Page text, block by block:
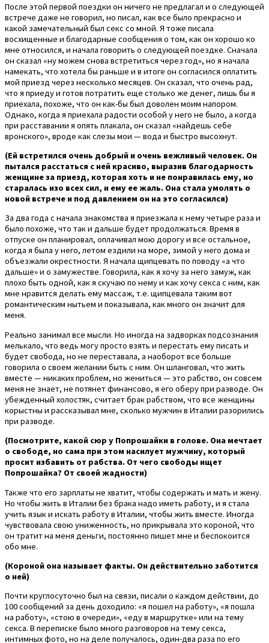
После этой первой поездки он ничего не предлагал и о следующей
встрече даже не говорил, но писал, как все было прекрасно и
какой замечательный был секс со мной. Я тоже писала
восхищенные и благодарные сообщения о том, как он хорошо ко
мне относился, и начала говорить о следующей поездке. Сначала
он сказал «ну можем снова встретиться через год», но я начала
намекать, что хотела бы раньше и в итоге он согласился оплатить
мой приезд через несколько месяцев. Он сказал, что очень рад,
что я приеду и готов потратить еще столько же денег, лишь бы я
приехала, похоже, что он как-бы был доволен моим напором.
Однако, когда я приехала радости особой у него не было, а когда
при расставании я опять плакала, он сказал «найдешь себе
вронского», вроде как слезы мои — вода и быстро высохнут.
(Ей встретился очень добрый и очень вежливый человек. Он
пытался расстаться с ней красиво, выразив благодарность
женщине за приезд, которая хоть и не понравилась ему, но
старалась изо всех сил, и ему ее жаль. Она стала умолять о
новой встрече и под давлением он на это согласился)
За два года с начала знакомства я приезжала к нему четыре раза и
было похоже, что так и дальше будет продолжаться. Время в
отпуске он планировал, оплачивал мою дорогу и все остальное,
когда я была у него, летом ездили на море, зимой у него дома и
объезжали окрестности. Я начала щипцевать по поводу «а что
дальше» и о замужестве. Говорила, как я хочу за него замуж, как
плохо быть одной, как я скучаю по нему и как хочу секса с ним, как
мне нравится делать ему массаж, т.е. щипцевала таким вот
романтическим нытьем и показывала, как много он значит для
меня.
Реально занимал все мысли. Но иногда на задворках подсознания
мелькало, что ведь могу просто взять и перестать ему писать и
будет свобода, но не переставала, а наоборот все больше
говорила о своем желании быть с ним. Он шланговал, что жить
вместе — никаких проблем, но жениться — это рабство, он совсем
меня не знает, не потянет финансово, я его оберу при разводе. Он
убежденный холостяк, считает брак рабством, что все женщины
корыстны и рассказывал мне, сколько мужчин в Италии разорились
при разводе.
(Посмотрите, какой сюр у Попрошайки в голове. Она мечтает
о свободе, но сама при этом насилует мужчину, который
просит избавить от рабства. От чего свободы ищет
Попрошайка? От своей жадности)
Также что его зарплаты не хватит, чтобы содержать и мать и жену.
Но чтобы жить в Италии без брака надо иметь работу, и я стала
учить язык и искать работу в Италии, чтобы жить вместе. Иногда
чувствовала свою униженность, но прикрывала это короной, что
он тратит на меня деньги, постоянно пишет мне и беспокоится
обо мне.
(Короной она называет факты. Он действительно заботится
о ней)
Почти круглосуточно был на связи, писали о каждом действии, до
100 сообщений за день доходило: «я пошел на работу», «я пошла
на работу», «стою в очереди», «еду в маршрутке» или на тему
секса. В переписке было много разговоров на тему секса,
интимных фото, но на деле получалось, один-два раза по его